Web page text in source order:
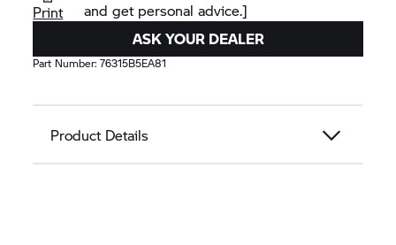
Print
and get personal advice.]
ASK YOUR DEALER
Part Number:76315B5EA81
Product Details